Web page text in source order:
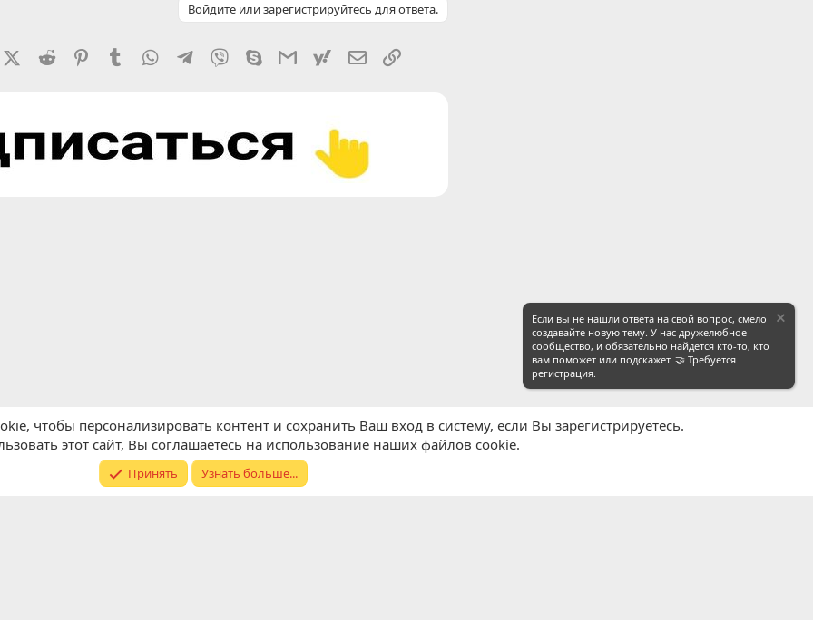
Войдите или зарегистрируйтесь для ответа.
X (Twitter)
Reddit PinterestTumblr WhatsAppTelegram
Viber SkypeGmailyahoomailЭлектронная почта
Обратная связь
Если вы не нашли ответа на свой вопрос, смело
создавайте новую тему. У нас дружелюбное
сообщество, и обязательно найдется кто-то, кто
вам поможет или подскажет. 🤝 Требуется
регистрация.
чтобы персонализировать контент и сохранить Ваш вход в систему, если Вы зарегистрируетесь.
этот сайт, Вы соглашаетесь на использование наших файлов cookie.
Принять Узнать больше...